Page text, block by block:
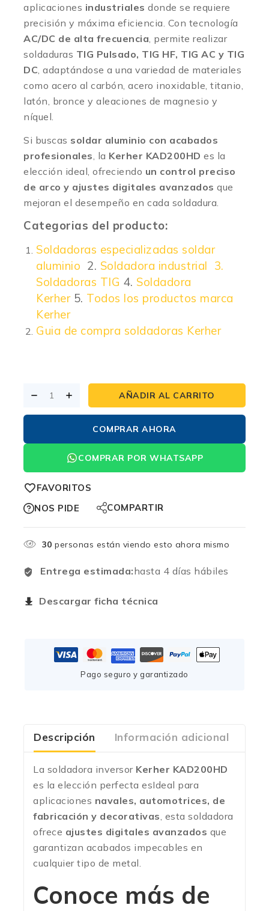
aplicaciones industriales donde se requiere
precisión y máxima eficiencia. Con tecnología
AC/DC de alta frecuencia , permite realizar
soldaduras TIG Pulsado, TIG HF, TIG AC y TIG
DC , adaptándose a una variedad de materiales
como acero al carbón, acero inoxidable, titanio,
latón, bronce y aleaciones de magnesio y
níquel.
Si buscas soldar aluminio con acabados
profesionales , la Kerher KAD200HD es la
elección ideal, ofreciendo un control preciso
de arco y ajustes digitales avanzados que
mejoran el desempeño en cada soldadura.
Categorias del producto:
Soldadoras especializadas soldar
aluminio 2. Soldadora industrial 3.
Soldadoras TIG 4. Soldadora
Kerher5. Todos los productos marca
Kerher
Guia de compra soldadoras Kerher
AÑADIR AL CARRITO
COMPRAR AHORA
COMPRAR POR WHATSAPP
FAVORITOS
NOS PIDE
COMPARTIR
30 personas están viendo esto ahora mismo
Entrega estimada:hasta 4 días hábiles
Descargar ficha técnica
Pago seguro y garantizado
Descripción Información adicional
La soldadora inversor Kerher KAD200HD
es la elección perfecta esIdeal para
aplicaciones navales, automotrices, de
fabricación y decorativas , esta soldadora
ofrece ajustes digitales avanzados que
garantizan acabados impecables en
cualquier tipo de metal.
Conoce más de